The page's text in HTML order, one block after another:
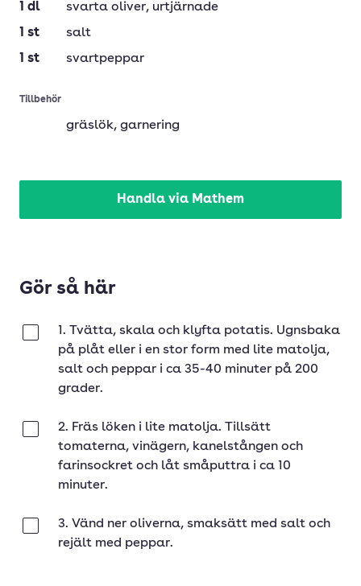
1 dl svarta oliver, urtjärnade
1 st
salt
1 st svartpeppar
Tillbehör
gräslök, garnering
Handla via Mathem
Gör så här
1. Tvätta, skala och klyfta potatis. Ugnsbaka
på plåt eller i en stor form med lite matolja,
salt och peppar i ca 35-40 minuter på 200
grader.
2. Fräs löken i lite matolja. Tillsätt
tomaterna, vinägern, kanelstången och
farinsockret och låt småputtra i ca 10
minuter.
3. Vänd ner oliverna, smaksätt med salt och
rejält med peppar.